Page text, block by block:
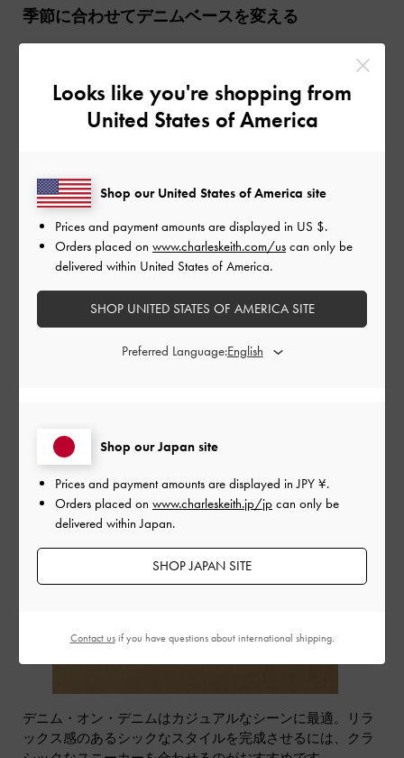
季節に合わせてデニムベースを変える
に、ショートパンツやスカートなど、明るいウォッシュの
デニムは春・夏の暖かい時期に適しています。逆に、濃い
ウォッシュのデニムは秋冬の季節感とマッチしやすく、ブ
ラウンやリッチなバーガンディといった秋冬の定番カラー
ステップ2：ダブルデニムコーデに合うシュ
ーズを選ぶ
カジュアル
デニム・オン・デニムはカジュアルなシーンに最適。リラ
ックス感のあるシックなスタイルを完成させるには、クラ
Looks like you're shopping from
United States of America
Shop our Japan site
Prices and payment amounts are displayed inJPY ¥.
Orders placed on www.charleskeith.jp/jp can only be
delivered within Japan.
SHOP JAPAN SITE
Shop our United States of America site
Prices and payment amounts are displayed in US $.
Orders placed on www.charleskeith.com/us can only be
delivered within United States of America.
SHOP UNITED STATES OF AMERICA SITE
Preferred Language:
Contact usif you have questions about international shipping.